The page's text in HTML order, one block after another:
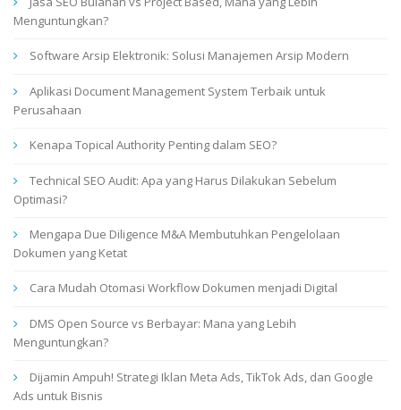
Menguntungkan?
Software Arsip Elektronik: Solusi Manajemen Arsip Modern
Aplikasi Document Management System Terbaik untuk
Perusahaan
Kenapa Topical Authority Penting dalam SEO?
Technical SEO Audit: Apa yang Harus Dilakukan Sebelum
Optimasi?
Mengapa Due Diligence M&A Membutuhkan Pengelolaan
Dokumen yang Ketat
Cara Mudah Otomasi Workflow Dokumen menjadi Digital
DMS Open Source vs Berbayar: Mana yang Lebih
Menguntungkan?
Dijamin Ampuh! Strategi Iklan Meta Ads, TikTok Ads, dan Google
Ads untuk Bisnis